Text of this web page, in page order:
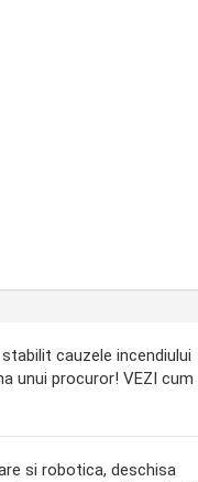
cauzele incendiului
unui procuror! VEZI cum
si robotica, deschisa